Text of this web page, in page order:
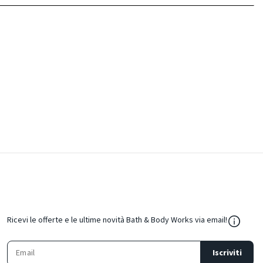
Ricevi le offerte e le ultime novità Bath & Body Works via email!
Iscriviti